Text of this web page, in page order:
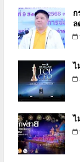
ก
ล
ไ
ไ